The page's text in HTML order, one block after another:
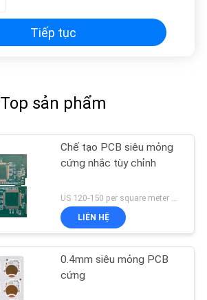
Tiếp tục
Top sản phẩm
Chế tạo PCB siêu mỏng
cứng nhắc tùy chỉnh
US 120-150 per square meter MOQ:1 mét vuông
LIÊN HỆ
0.4mm siêu mỏng PCB
cứng